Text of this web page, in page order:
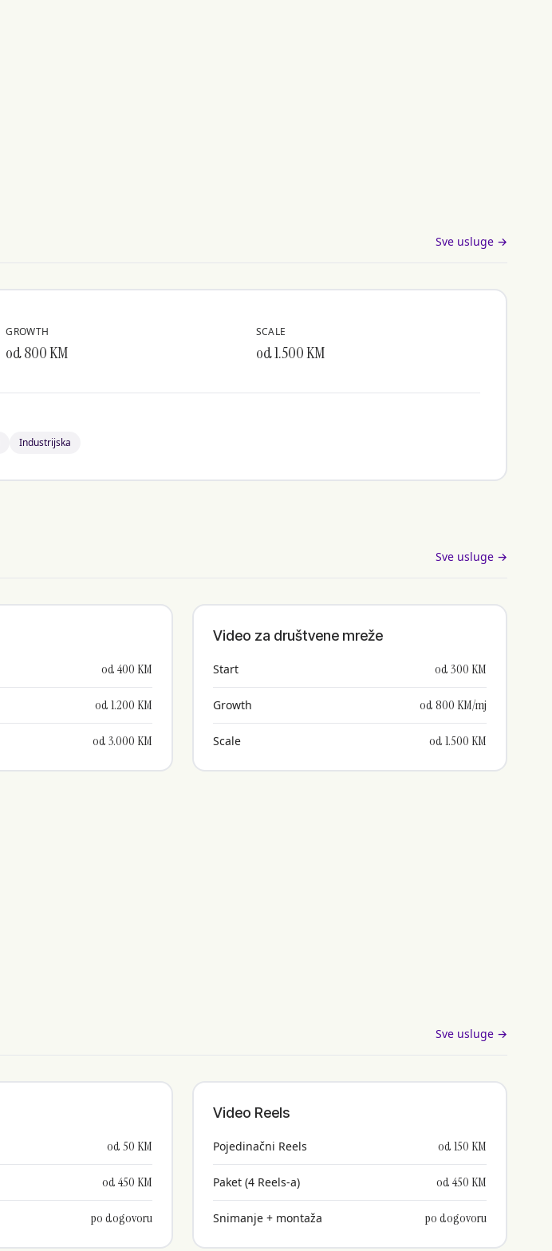
Sve usluge →
GROWTH
od 800 KM
SCALE
od 1.500 KM
Industrijska
Sve usluge →
od 400 KM
od 1.200 KM
od 3.000 KM
Video za društvene mreže
Start od 300 KM
Growth od 800 KM/mj
Scale od 1.500 KM
Sve usluge →
od 50 KM
od 450 KM
po dogovoru
Video Reels
Pojedinačni Reels od 150 KM
Paket (4 Reels-a) od 450 KM
Snimanje + montaža po dogovoru